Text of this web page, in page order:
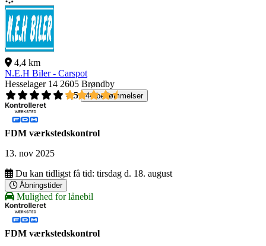
4,4 km
N.E.H Biler - Carspot
Hesselager 14 2605 Brøndby
4,5
44 bedømmelser
FDM værkstedskontrol
13. nov 2025
Du kan tidligst få tid: tirsdag d. 18. august
Åbningstider
Mulighed for lånebil
FDM værkstedskontrol